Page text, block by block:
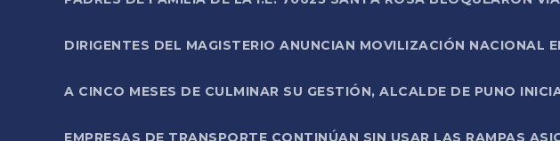
DIRIGENTES DEL MAGISTERIO ANUNCIAN MOVILIZACIÓN NACIONAL
A CINCO MESES DE CULMINAR SU GESTIÓN, ALCALDE DE PUNO
EMPRESAS DE TRANSPORTE CONTINÚAN SIN USAR LAS RAMPAS